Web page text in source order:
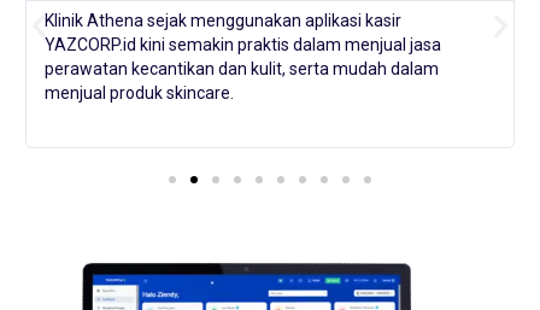
Klinik Athena sejak menggunakan aplikasi kasir
YAZCORP.id kini semakin praktis dalam menjual jasa
perawatan kecantikan dan kulit, serta mudah dalam
menjual produk skincare.